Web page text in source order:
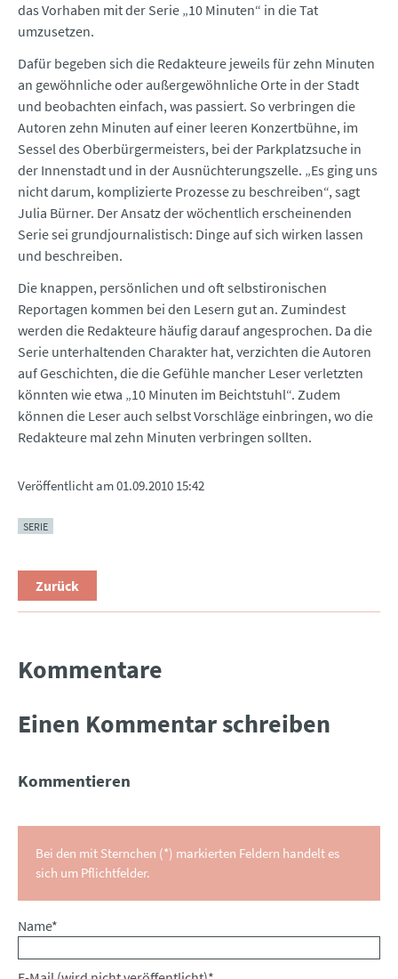
das Vorhaben mit der Serie „10 Minuten“ in die Tat
umzusetzen.
Dafür begeben sich die Redakteure jeweils für zehn Minuten
an gewöhnliche oder außergewöhnliche Orte in der Stadt
und beobachten einfach, was passiert. So verbringen die
Autoren zehn Minuten auf einer leeren Konzertbühne, im
Sessel des Oberbürgermeisters, bei der Parkplatzsuche in
der Innenstadt und in der Ausnüchterungszelle. „Es ging uns
nicht darum, komplizierte Prozesse zu beschreiben“, sagt
Julia Bürner. Der Ansatz der wöchentlich erscheinenden
Serie sei grundjournalistisch: Dinge auf sich wirken lassen
und beschreiben.
Die knappen, persönlichen und oft selbstironischen
Reportagen kommen bei den Lesern gut an. Zumindest
werden die Redakteure häufig darauf angesprochen. Da die
Serie unterhaltenden Charakter hat, verzichten die Autoren
auf Geschichten, die die Gefühle mancher Leser verletzten
könnten wie etwa „10 Minuten im Beichtstuhl“. Zudem
können die Leser auch selbst Vorschläge einbringen, wo die
Redakteure mal zehn Minuten verbringen sollten.
Veröffentlicht am01.09.2010 15:42
SERIE
Zurück
Kommentare
Einen Kommentar schreiben
Kommentieren
Bei den mit Sternchen (*) markierten Feldern handelt es
sich um Pflichtfelder.
Pflichtfeld
Name*